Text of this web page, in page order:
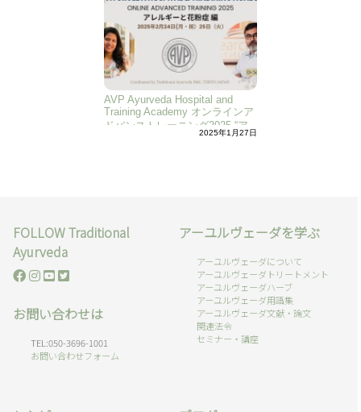
AVP Ayurveda Hospital and
Training Academy オンラインア
ドバンストレーニング2025 “ア
レルギーと花粉症”編
2025年1月27日
FOLLOW Traditional
Ayurveda
お問い合わせは
TEL:050-3696-1001
お問い合わせフォーム
アーユルヴェーダを学ぶ
アーユルヴェーダについて
アーユルヴェーダトリートメント
アーユルヴェーダハーブ
アーユルヴェーダ用語集
アーユルヴェーダ文献・論文
関連法令
セミナー・講座